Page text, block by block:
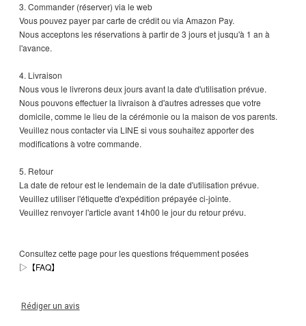
3. Commander (réserver) via le web
Vous pouvez payer par carte de crédit ou via Amazon Pay.
Nous acceptons les réservations à partir de 3 jours et jusqu'à 1 an à
l'avance.
4. Livraison
Nous vous le livrerons deux jours avant la date d'utilisation prévue.
Nous pouvons effectuer la livraison à d'autres adresses que votre
domicile, comme le lieu de la cérémonie ou la maison de vos parents.
Veuillez nous contacter via LINE si vous souhaitez apporter des
modifications à votre commande.
5. Retour
La date de retour est le lendemain de la date d'utilisation prévue.
Veuillez utiliser l'étiquette d'expédition prépayée ci-jointe.
Veuillez renvoyer l'article avant 14h00 le jour du retour prévu.
Consultez cette page pour les questions fréquemment posées
▷ 【FAQ】
Rédiger un avis